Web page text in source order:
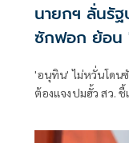
นายกฯ ลั่นรัฐ
ซักฟอก ย้อน '
'อนุทิน' ไม่หวั่นโดน
ต้องแจงปมฮั้ว สว.